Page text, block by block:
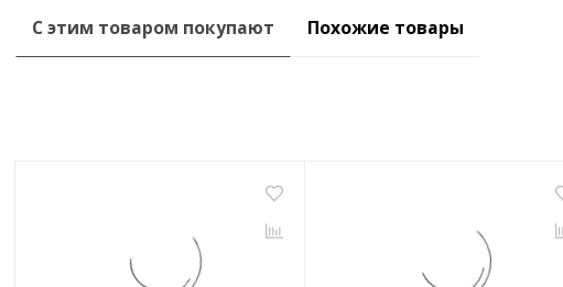
С этим товаром покупают Похожие товары